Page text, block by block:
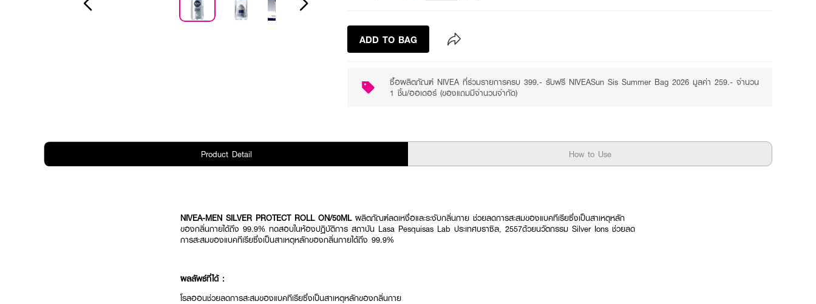
ADD TO BAG
ซื้อผลิตภัณฑ์ NIVEA ที่ร่วมรายการครบ 399.- รับฟรี NIVEASun Sis Summer Bag 2026 มูลค่า 259.- จำนวน
1 ชิ้น/ออเดอร์ (ของแถมมีจำนวนจำกัด)
Product Detail How to Use
NIVEA-MEN SILVER PROTECT ROLL ON/50ML ผลิตภัณฑ์ลดเหงื่อและระงับกลิ่นกาย ช่วยลดการสะสมของแบคทีเรียซึ่งเป็นสาเหตุหลัก
ของกลิ่นกายได้ถึง 99.9% ทดสอบในห้องปฏิบัติการ สถาบัน Lasa Pesquisas Lab ประเทศบราซิล, 2557ด้วยนวัตกรรม Silver Ions ช่วยลด
การสะสมของแบคทีเรียซึ่งเป็นสาเหตุหลักของกลิ่นกายได้ถึง 99.9%
ผลลัพธ์ที่ได้ :
โรลออนช่วยลดการสะสมของแบคทีเรียซึ่งเป็นสาเหตุหลักของกลิ่นกาย